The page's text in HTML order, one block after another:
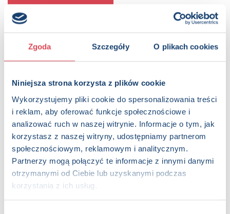
Zgoda Szczegóły O plikach cookies
Niniejsza strona korzysta z plików cookie
Wykorzystujemy pliki cookie do spersonalizowania treści
i reklam, aby oferować funkcje społecznościowe i
analizować ruch w naszej witrynie. Informacje o tym, jak
korzystasz z naszej witryny, udostępniamy partnerom
społecznościowym, reklamowym i analitycznym.
Partnerzy mogą połączyć te informacje z innymi danymi
otrzymanymi od Ciebie lub uzyskanymi podczas
korzystania z ich usług.
Małe dzieci stają się bardziej samodzielne, gdy uczą się
takich jak np.: jedzenie posiłku przy stole, korzystanie z
toalety czy przenosiny do własnego dużego łóżka. Dzięki
książeczkom z serii Już to potrafię! maluchom łatwiej
będzie je oswoić. Tytuły w serii: Groszek mówi „Proszę”, Na
nocniczku, Duże łóżko dla Małego Misia.
Strony:12 , Format: 18x18 cm
ISBN:978-83-274-9169-5